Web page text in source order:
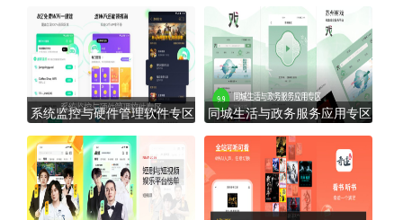
系统监控与硬件管理软件专区 同城生活与政务服务应用专区